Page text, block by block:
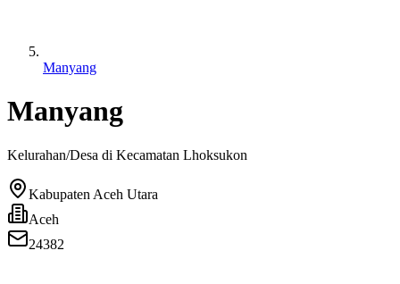
Manyang
Manyang
Kelurahan/Desa di Kecamatan Lhoksukon
Kabupaten Aceh Utara
Aceh
24382